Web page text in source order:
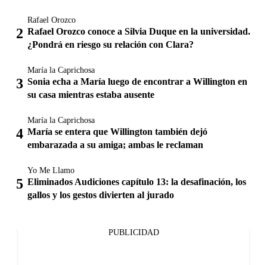
Rafael Orozco
Rafael Orozco conoce a Silvia Duque en la universidad.
¿Pondrá en riesgo su relación con Clara?
María la Caprichosa
Sonia echa a María luego de encontrar a Willington en
su casa mientras estaba ausente
María la Caprichosa
María se entera que Willington también dejó
embarazada a su amiga; ambas le reclaman
Yo Me Llamo
Eliminados Audiciones capítulo 13: la desafinación, los
gallos y los gestos divierten al jurado
PUBLICIDAD